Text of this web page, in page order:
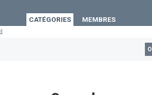
CATÉGORIES MEMBRES